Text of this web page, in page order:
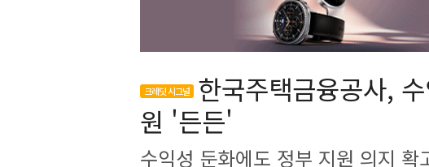
크레딧 시그널
한국주택금융공사,
원 '든든'
수익성 둔화에도 정부 지원 의지 확